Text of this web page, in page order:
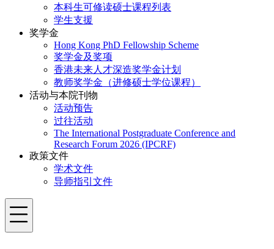
本科生可修读硕士课程列表
学生支援
奖学金
Hong Kong PhD Fellowship Scheme
奖学金及奖项
香港未来人才深造奖学金计划
教师奖学金（进修硕士学位课程）
活动与本院刊物
活动预告
过往活动
The International Postgraduate Conference and
Research Forum 2026 (IPCRF)
政策文件
学术文件
导师指引文件
Menu